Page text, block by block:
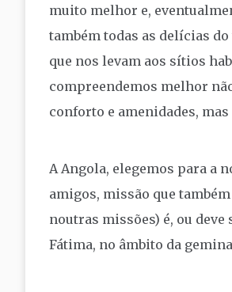
muito melhor e,
também todas as delícias
que nos levam aos sítios
compreendemos melhor
conforto e amenidades,
A Angola, elegemos para a
amigos, missão que
noutras missões) é, ou
Fátima, no âmbito da